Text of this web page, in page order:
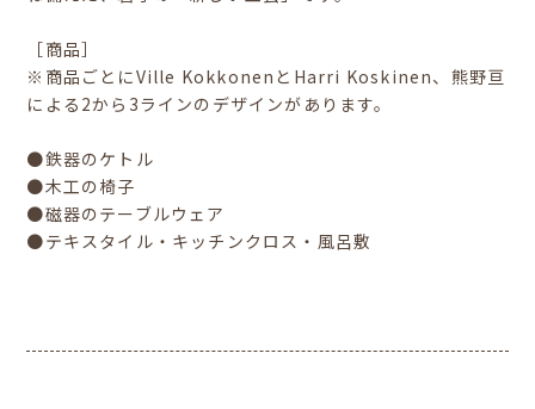
［商品］
※商品ごとにVille KokkonenとHarri Koskinen、熊野亘
による2から3ラインのデザインがあります。
●鉄器のケトル
●木工の椅子
●磁器のテーブルウェア
●テキスタイル・キッチンクロス・風呂敷